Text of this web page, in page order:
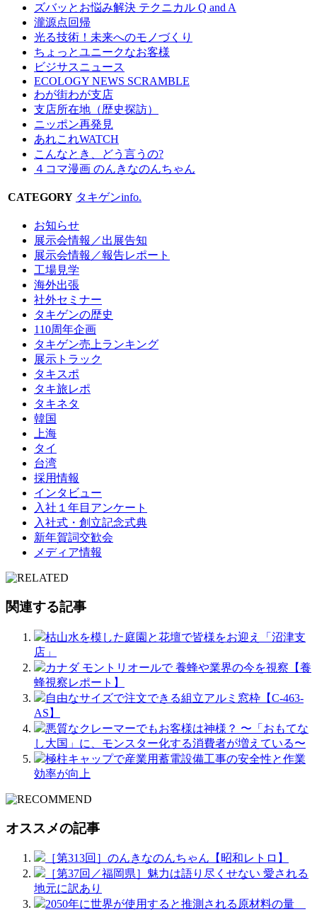
ズバッとお悩み解決 テクニカル Q and A
瀧源点回帰
光る技術！未来へのモノづくり
ちょっとユニークなお客様
ビジサスニュース
ECOLOGY NEWS SCRAMBLE
わが街わが支店
支店所在地（歴史探訪）
ニッポン再発見
あれこれWATCH
こんなとき、どう言うの?
４コマ漫画 のんきなのんちゃん
CATEGORY タキゲンinfo.
お知らせ
展示会情報／出展告知
展示会情報／報告レポート
工場見学
海外出張
社外セミナー
タキゲンの歴史
110周年企画
タキゲン売上ランキング
展示トラック
タキスポ
タキ旅レポ
タキネタ
韓国
上海
タイ
台湾
採用情報
インタビュー
入社１年目アンケート
入社式・創立記念式典
新年賀詞交歓会
メディア情報
関連する記事
枯山水を模した庭園と花壇で皆様をお迎え「沼津支
店」
カナダ モントリオールで 養蜂や業界の今を視察【養
蜂視察レポート】
自由なサイズで注文できる組立アルミ窓枠【C-463-
AS】
悪質なクレーマーでもお客様は神様？ 〜「おもてな
し大国」に、モンスター化する消費者が増えている〜
極柱キャップで産業用蓄電設備工事の安全性と作業
効率が向上
オススメの記事
［第313回］のんきなのんちゃん【昭和レトロ】
［第37回／福岡県］魅力は語り尽くせない 愛される
地元に訳あり
2050年に世界が使用すると推測される原材料の量